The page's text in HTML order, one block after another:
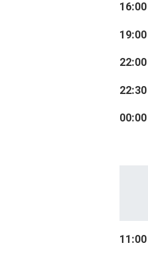
16:00
19:00
22:00
22:30
00:00
11:00